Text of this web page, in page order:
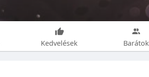
Kedvelések Barátok